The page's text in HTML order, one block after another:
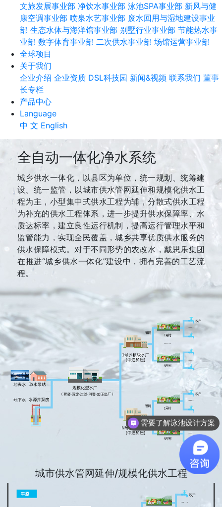
文旅发展事业部 净饮水事业部 泳池SPA事业部 新风与健
康空调事业部 喷泉水艺事业部 废水回用与湿地建设事业
部 生态水体与海洋馆事业部 别墅行业事业部 节能热水事
业部 数字体育事业部 二次供水事业部 场馆运营事业部
全球项目
关于我们
企业介绍 企业资质 DSL科技园 新闻&视频 联系我们 董事
长专栏
产品中心
Language
中 文 English
全自动一体化净水系统
城乡供水一体化，以县区为单位，统一规划、统筹建
设、统一监管，以城市供水管网延伸和规模化供水工
程为主，小型集中式供水工程为辅，分散式供水工程
为补充的供水工程体系，进一步提升供水保障率、水
质达标率，建立良性运行机制，提高运行管理水平和
监管能力，实现全民覆盖，城乡共享优质供水服务的
供水保障模式。对于不同形势的农改水，戴思乐集团
在推进“城乡供水一体化”建设中，拥有完善的工艺流
程。
城市供水管网延伸/规模化供水工程
需要了解泳池设计方案